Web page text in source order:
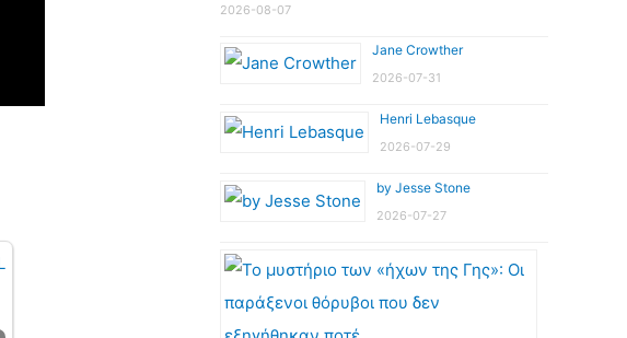
2026-08-07
Jane Crowther
2026-07-31
Henri Lebasque
2026-07-29
by Jesse Stone
2026-07-27